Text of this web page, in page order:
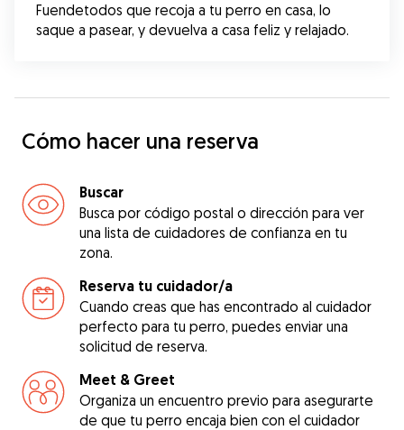
Fuendetodos que recoja a tu perro en casa, lo
saque a pasear, y devuelva a casa feliz y relajado.
Cómo hacer una reserva
Buscar
Busca por código postal o dirección para ver
una lista de cuidadores de confianza en tu
zona.
Reserva tu cuidador/a
Cuando creas que has encontrado al cuidador
perfecto para tu perro, puedes enviar una
solicitud de reserva.
Meet & Greet
Organiza un encuentro previo para asegurarte
de que tu perro encaja bien con el cuidador